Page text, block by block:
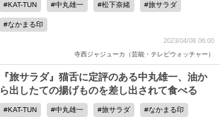
KAT-TUN 中丸雄一 松下奈緒 旅サラダ
なかまる印
2023/04/08 06:00
寺西ジャジューカ（芸能・テレビウォッチャー）
『旅サラダ』猫舌に定評のある中丸雄一、油か
ら出したての揚げものを差し出されて食べる
KAT-TUN 中丸雄一 旅サラダ なかまる印